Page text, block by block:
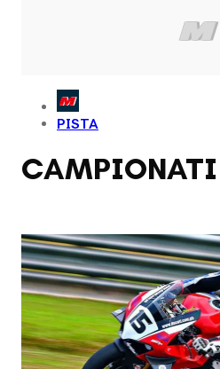
PISTA
CAMPIONATI